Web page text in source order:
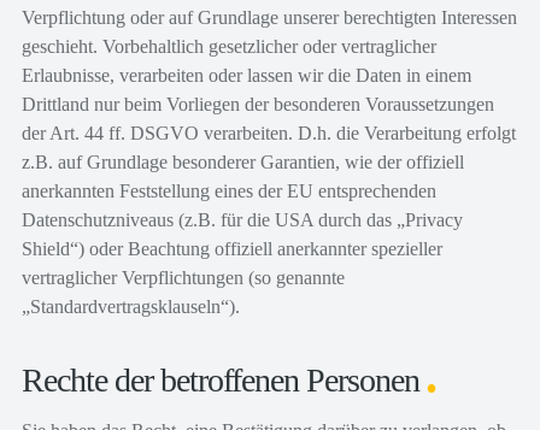
Verpflichtung oder auf Grundlage unserer berechtigten Interessen
geschieht. Vorbehaltlich gesetzlicher oder vertraglicher
Erlaubnisse, verarbeiten oder lassen wir die Daten in einem
Drittland nur beim Vorliegen der besonderen Voraussetzungen
der Art. 44 ff. DSGVO verarbeiten. D.h. die Verarbeitung erfolgt
z.B. auf Grundlage besonderer Garantien, wie der offiziell
anerkannten Feststellung eines der EU entsprechenden
Datenschutzniveaus (z.B. für die USA durch das „Privacy
Shield“) oder Beachtung offiziell anerkannter spezieller
vertraglicher Verpflichtungen (so genannte
„Standardvertragsklauseln“).
Rechte der betroffenen Personen